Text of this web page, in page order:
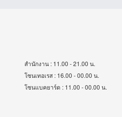
สำนักงาน : 11.00 - 21.00 น.
โซนเทอเรส : 16.00 - 00.00 น.
โซนแบคยาร์ด : 11.00 - 00.00 น.